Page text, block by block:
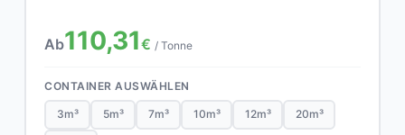
Ab110,31€ / Tonne
CONTAINER AUSWÄHLEN
3m³ 5m³ 7m³ 10m³ 12m³ 20m³